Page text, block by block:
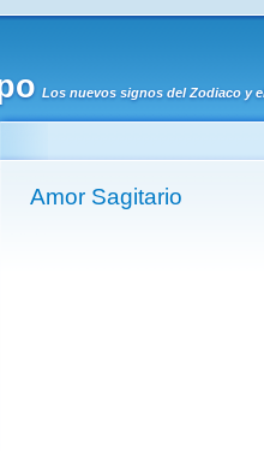
Los nuevos signos del Zodiaco y
Amor Sagitario